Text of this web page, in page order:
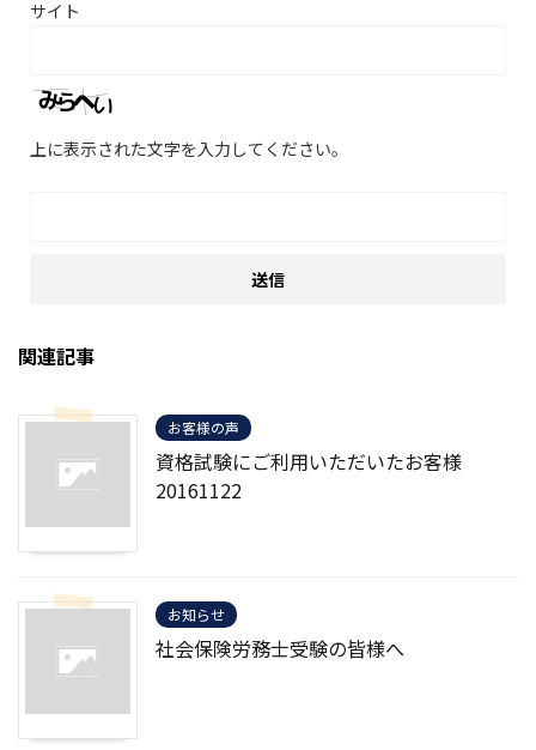
サイト
上に表示された文字を入力してください。
関連記事
お客様の声
資格試験にご利用いただいたお客様
20161122
お知らせ
社会保険労務士受験の皆様へ